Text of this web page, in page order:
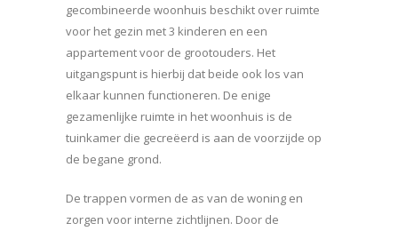
gecombineerde woonhuis beschikt over ruimte
voor het gezin met 3 kinderen en een
appartement voor de grootouders. Het
uitgangspunt is hierbij dat beide ook los van
elkaar kunnen functioneren. De enige
gezamenlijke ruimte in het woonhuis is de
tuinkamer die gecreëerd is aan de voorzijde op
de begane grond.
De trappen vormen de as van de woning en
zorgen voor interne zichtlijnen. Door de